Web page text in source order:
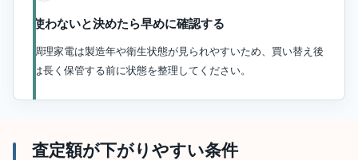
使わないと決めたら早めに確認する
調理家電は製造年や衛生状態が見られやすいため、買い替え後
は長く保管する前に状態を整理してください。
査定額が下がりやすい条件